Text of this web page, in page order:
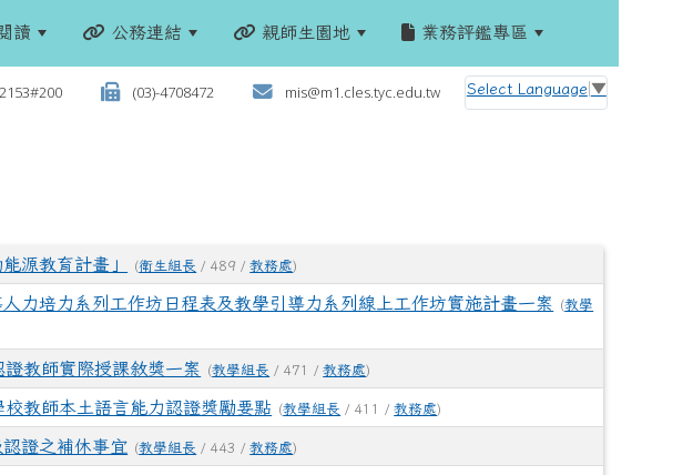
讀 公務連結 親師生園地 業務評鑑專區
(03)-4708472 mis@m1.cles.tyc.edu.tw Select Language ▼
源教育計畫」 (衛生組長 / 489 /教務處)
力培力系列工作坊日程表及教學引導力系列線上工作坊實施計畫一案 (教學
教師實際授課敘獎一案 (教學組長 / 471 /教務處)
教師本土語言能力認證獎勵要點 (教學組長 / 411 /教務處)
證之補休事宜 (教學組長 / 443 /教務處)